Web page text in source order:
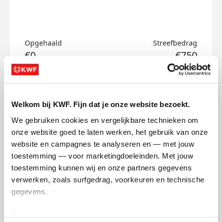
Welkom bij KWF. Fijn dat je onze website bezoekt.
We gebruiken cookies en vergelijkbare technieken om
onze website goed te laten werken, het gebruik van onze
website en campagnes te analyseren en — met jouw
toestemming — voor marketingdoeleinden. Met jouw
toestemming kunnen wij en onze partners gegevens
verwerken, zoals surfgedrag, voorkeuren en technische
gegevens.
Opgehaald
€0
Streefbedrag
€750
Doneer
F's badges